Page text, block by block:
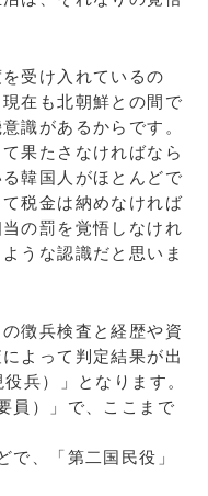
受け入れているの
在も北朝鮮との間で
識があるからです。
果たさなければなら
韓国人がほとんどで
税金は納めなければ
の罰を覚悟しなけれ
うな認識だと思いま
徴兵検査と経歴や資
よって判定結果が出
兵）」となります。
員）」で、ここまで
、「第二国民役」